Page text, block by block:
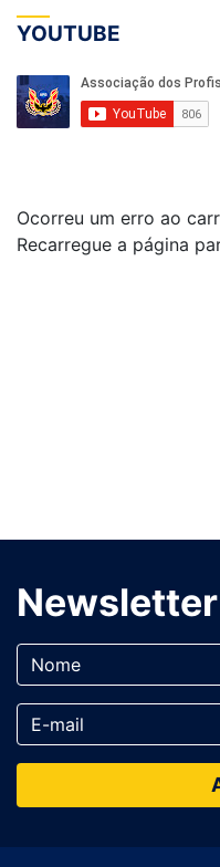
YOUTUBE
Ocorreu um erro ao
Recarregue a página
Newsletter